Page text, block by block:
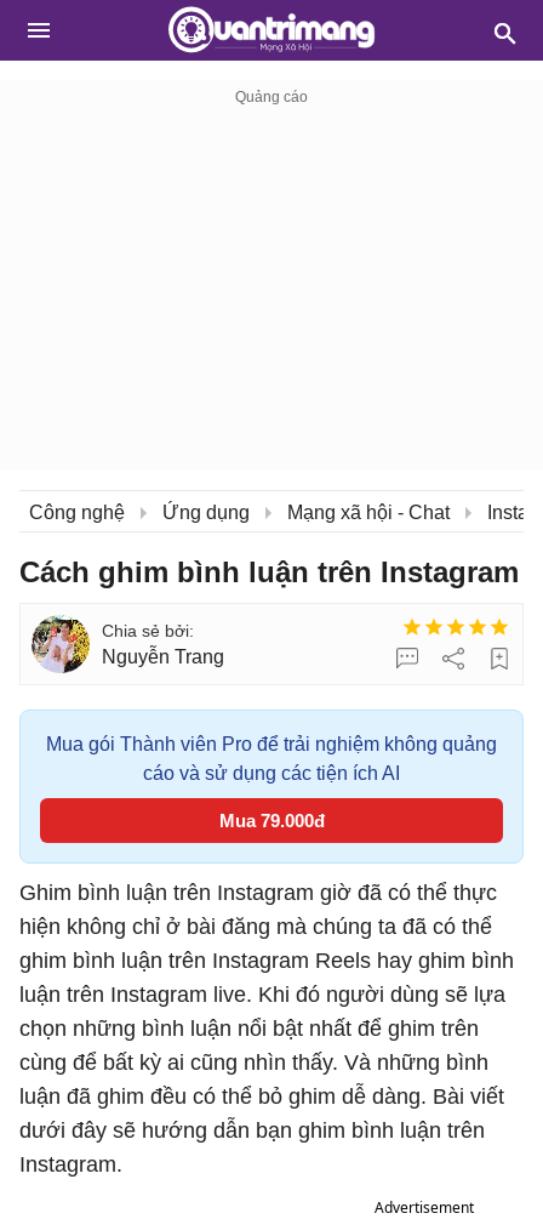
Công nghệ Ứng dụng Mạng xã hội - Chat
Cách ghim bình luận trên Instagram
Nguyễn Trang
Mua gói Thành viên Pro để trải nghiệm không quảng
cáo và sử dụng các tiện ích AI
Mua 79.000đ
Ghim bình luận trên Instagram giờ đã có thể thực
hiện không chỉ ở bài đăng mà chúng ta đã có thể
ghim bình luận trên Instagram Reels hay ghim bình
luận trên Instagram live. Khi đó người dùng sẽ lựa
chọn những bình luận nổi bật nhất để ghim trên
cùng để bất kỳ ai cũng nhìn thấy. Và những bình
luận đã ghim đều có thể bỏ ghim dễ dàng. Bài viết
dưới đây sẽ hướng dẫn bạn ghim bình luận trên
Instagram.
Advertisement